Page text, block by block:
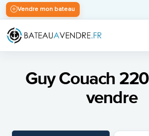
Vendre mon bateau
Guy Couach
vendre